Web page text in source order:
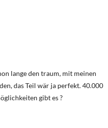
lange den traum, mit meinen
das Teil wär ja perfekt. 40.000
gibt es ?